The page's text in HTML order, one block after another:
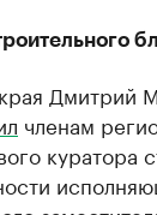
Дмитрий
членам
куратора